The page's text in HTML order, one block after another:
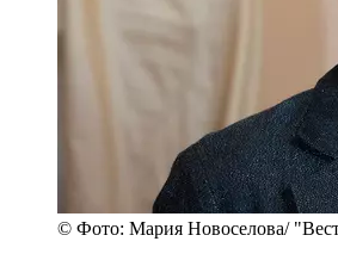
© Фото: Мария Новоселова/